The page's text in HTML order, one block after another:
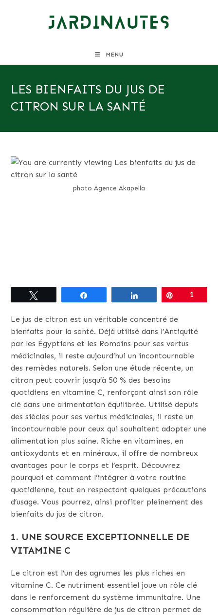
MENU
LES BIENFAITS DU JUS DE
CITRON SUR LA SANTÉ
photo Agence Akapella
Partagez Épingle
1
Le jus de citron est un véritable concentré de
bienfaits pour la santé. Déjà utilisé dans l’Antiquité
par les Égyptiens et les Romains pour ses vertus
médicinales, il reste aujourd’hui un incontournable
des remèdes naturels. Selon une étude récente, un
citron peut couvrir jusqu’à 50 % des besoins
quotidiens en vitamine C, renforçant ainsi son rôle
clé dans une alimentation équilibrée. Utilisé depuis
des siècles pour ses vertus médicinales, il reste un
incontournable pour ceux qui souhaitent adopter une
alimentation plus saine. Riche en vitamines, en
antioxydants et en minéraux, il offre de nombreux
avantages pour le corps et l’esprit. Découvrez
pourquoi et comment l’intégrer à votre routine
quotidienne, tout en respectant quelques précautions
d’usage. Vous pourrez, ainsi profiter pleinement des
bienfaits du jus de citron.
1. UNE SOURCE EXCEPTIONNELLE DE
VITAMINE C
Le citron est l’un des agrumes les plus riches en
vitamine C. Ce nutriment essentiel joue un rôle clé
dans le renforcement du système immunitaire. Une
consommation régulière de jus de citron permet de